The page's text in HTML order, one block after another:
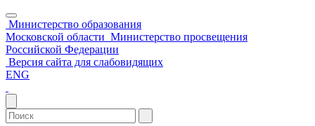
Министерство образования
Московской области Министерство просвещения
Российской Федерации
Версия сайта для слабовидящих
ENG